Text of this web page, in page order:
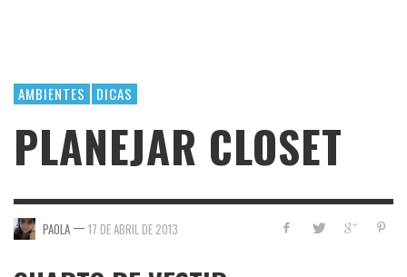
AMBIENTES DICAS
PLANEJAR CLOSET
PAOLA — 17 DE ABRIL DE 2013